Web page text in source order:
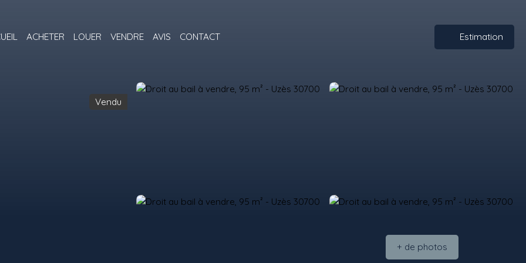
ACHETER LOUER VENDRE AVIS CONTACT Estimation
Vendu
+ de photos